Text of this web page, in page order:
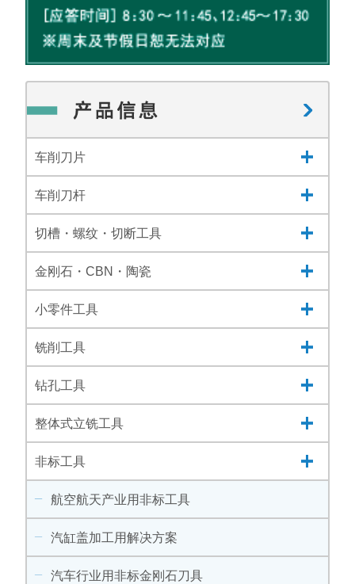
车削刀片
车削刀杆
切槽・螺纹・切断工具
金刚石・CBN・陶瓷
小零件工具
铣削工具
钻孔工具
整体式立铣工具
非标工具
航空航天产业用非标工具
汽缸盖加工用解决方案
汽车行业用非标金刚石刀具